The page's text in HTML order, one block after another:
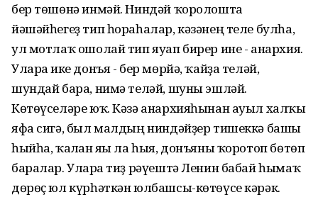
бер төшөнә инмәй. Ниндәй ҡоролошта
йәшәйһегеҙ тип һораһалар, кәзәнең теле булһа,
ул мотлаҡ ошолай тип яуап бирер ине - анархия.
Уларға ике донъя - бер мөрйә, ҡайҙа теләй,
шундай бара, нимә теләй, шуны эшләй.
Көтөүселәре юҡ. Кәзә анархияһынан ауыл халҡы
яфа сигә, был малдың ниндәйҙер тишеккә башы
һыйһа, ҡалған яғы ла һыя, донъяны ҡоротоп бөтөп
баралар. Уларға тиҙ рәүештә Ленин бабай һымаҡ
дөрөҫ юл күрһәткән юлбашсы-көтөүсе кәрәк.